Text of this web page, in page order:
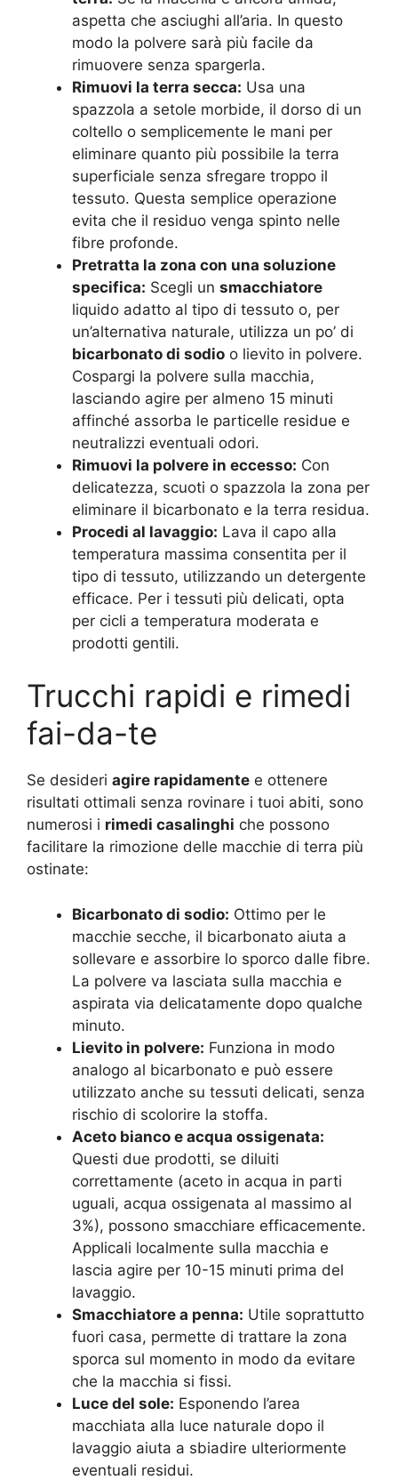
aspetta che asciughi all’aria. In questo
modo la polvere sarà più facile da
rimuovere senza spargerla.
Rimuovi la terra secca: Usa una
spazzola a setole morbide, il dorso di un
coltello o semplicemente le mani per
eliminare quanto più possibile la terra
superficiale senza sfregare troppo il
tessuto. Questa semplice operazione
evita che il residuo venga spinto nelle
fibre profonde.
Pretratta la zona con una soluzione
specifica: Scegli un smacchiatore
liquido adatto al tipo di tessuto o, per
un’alternativa naturale, utilizza un po’ di
bicarbonato di sodio o lievito in polvere.
Cospargi la polvere sulla macchia,
lasciando agire per almeno 15 minuti
affinché assorba le particelle residue e
neutralizzi eventuali odori.
Rimuovi la polvere in eccesso: Con
delicatezza, scuoti o spazzola la zona per
eliminare il bicarbonato e la terra residua.
Procedi al lavaggio: Lava il capo alla
temperatura massima consentita per il
tipo di tessuto, utilizzando un detergente
efficace. Per i tessuti più delicati, opta
per cicli a temperatura moderata e
prodotti gentili.
Trucchi rapidi e rimedi
fai-da-te
Se desideri agire rapidamente e ottenere
risultati ottimali senza rovinare i tuoi abiti, sono
numerosi i rimedi casalinghi che possono
facilitare la rimozione delle macchie di terra più
ostinate:
Bicarbonato di sodio: Ottimo per le
macchie secche, il bicarbonato aiuta a
sollevare e assorbire lo sporco dalle fibre.
La polvere va lasciata sulla macchia e
aspirata via delicatamente dopo qualche
minuto.
Lievito in polvere: Funziona in modo
analogo al bicarbonato e può essere
utilizzato anche su tessuti delicati, senza
rischio di scolorire la stoffa.
Aceto bianco e acqua ossigenata:
Questi due prodotti, se diluiti
correttamente (aceto in acqua in parti
uguali, acqua ossigenata al massimo al
3%), possono smacchiare efficacemente.
Applicali localmente sulla macchia e
lascia agire per 10-15 minuti prima del
lavaggio.
Smacchiatore a penna: Utile soprattutto
fuori casa, permette di trattare la zona
sporca sul momento in modo da evitare
che la macchia si fissi.
Luce del sole: Esponendo l’area
macchiata alla luce naturale dopo il
lavaggio aiuta a sbiadire ulteriormente
eventuali residui.